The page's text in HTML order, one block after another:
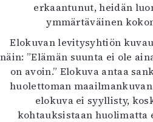
erkaantunut, heidän
ymmärtäväinen
Elokuvan levitysyhtiön
näin: ”Elämän suunta ei ole
on avoin.” Elokuva antaa
huolettoman
elokuva ei syyllisty,
kohtauksistaan huolimatta